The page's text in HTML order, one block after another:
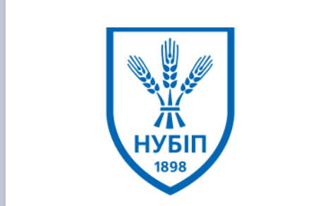
оподаткування нерухомості.
На кафедрі працюють відомі фахівці із землеустрою,
економіки землекористування, земельного права,
територіального управління, геодезії, які мають значний
практичний досвід виконання робіт із землеустрою,
нерухомого майна та територіального планування